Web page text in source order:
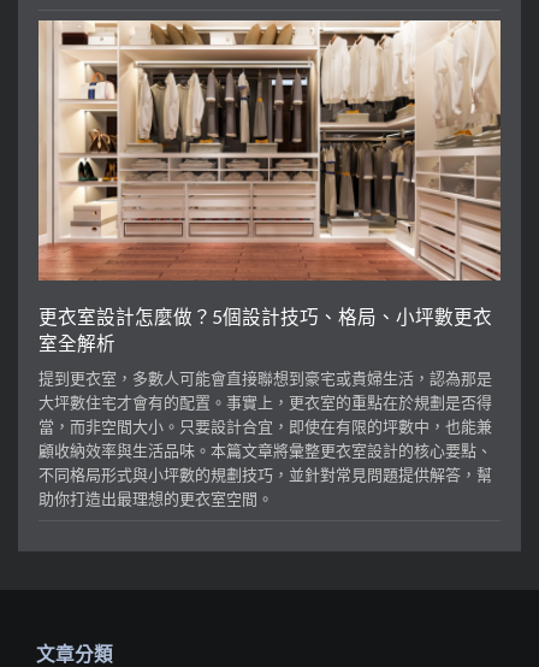
更衣室設計怎麼做？5個設計技巧、格局、小坪數更衣
室全解析
提到更衣室，多數人可能會直接聯想到豪宅或貴婦生活，認為那是
大坪數住宅才會有的配置。事實上，更衣室的重點在於規劃是否得
當，而非空間大小。只要設計合宜，即使在有限的坪數中，也能兼
顧收納效率與生活品味。本篇文章將彙整更衣室設計的核心要點、
不同格局形式與小坪數的規劃技巧，並針對常見問題提供解答，幫
助你打造出最理想的更衣室空間。
文章分類